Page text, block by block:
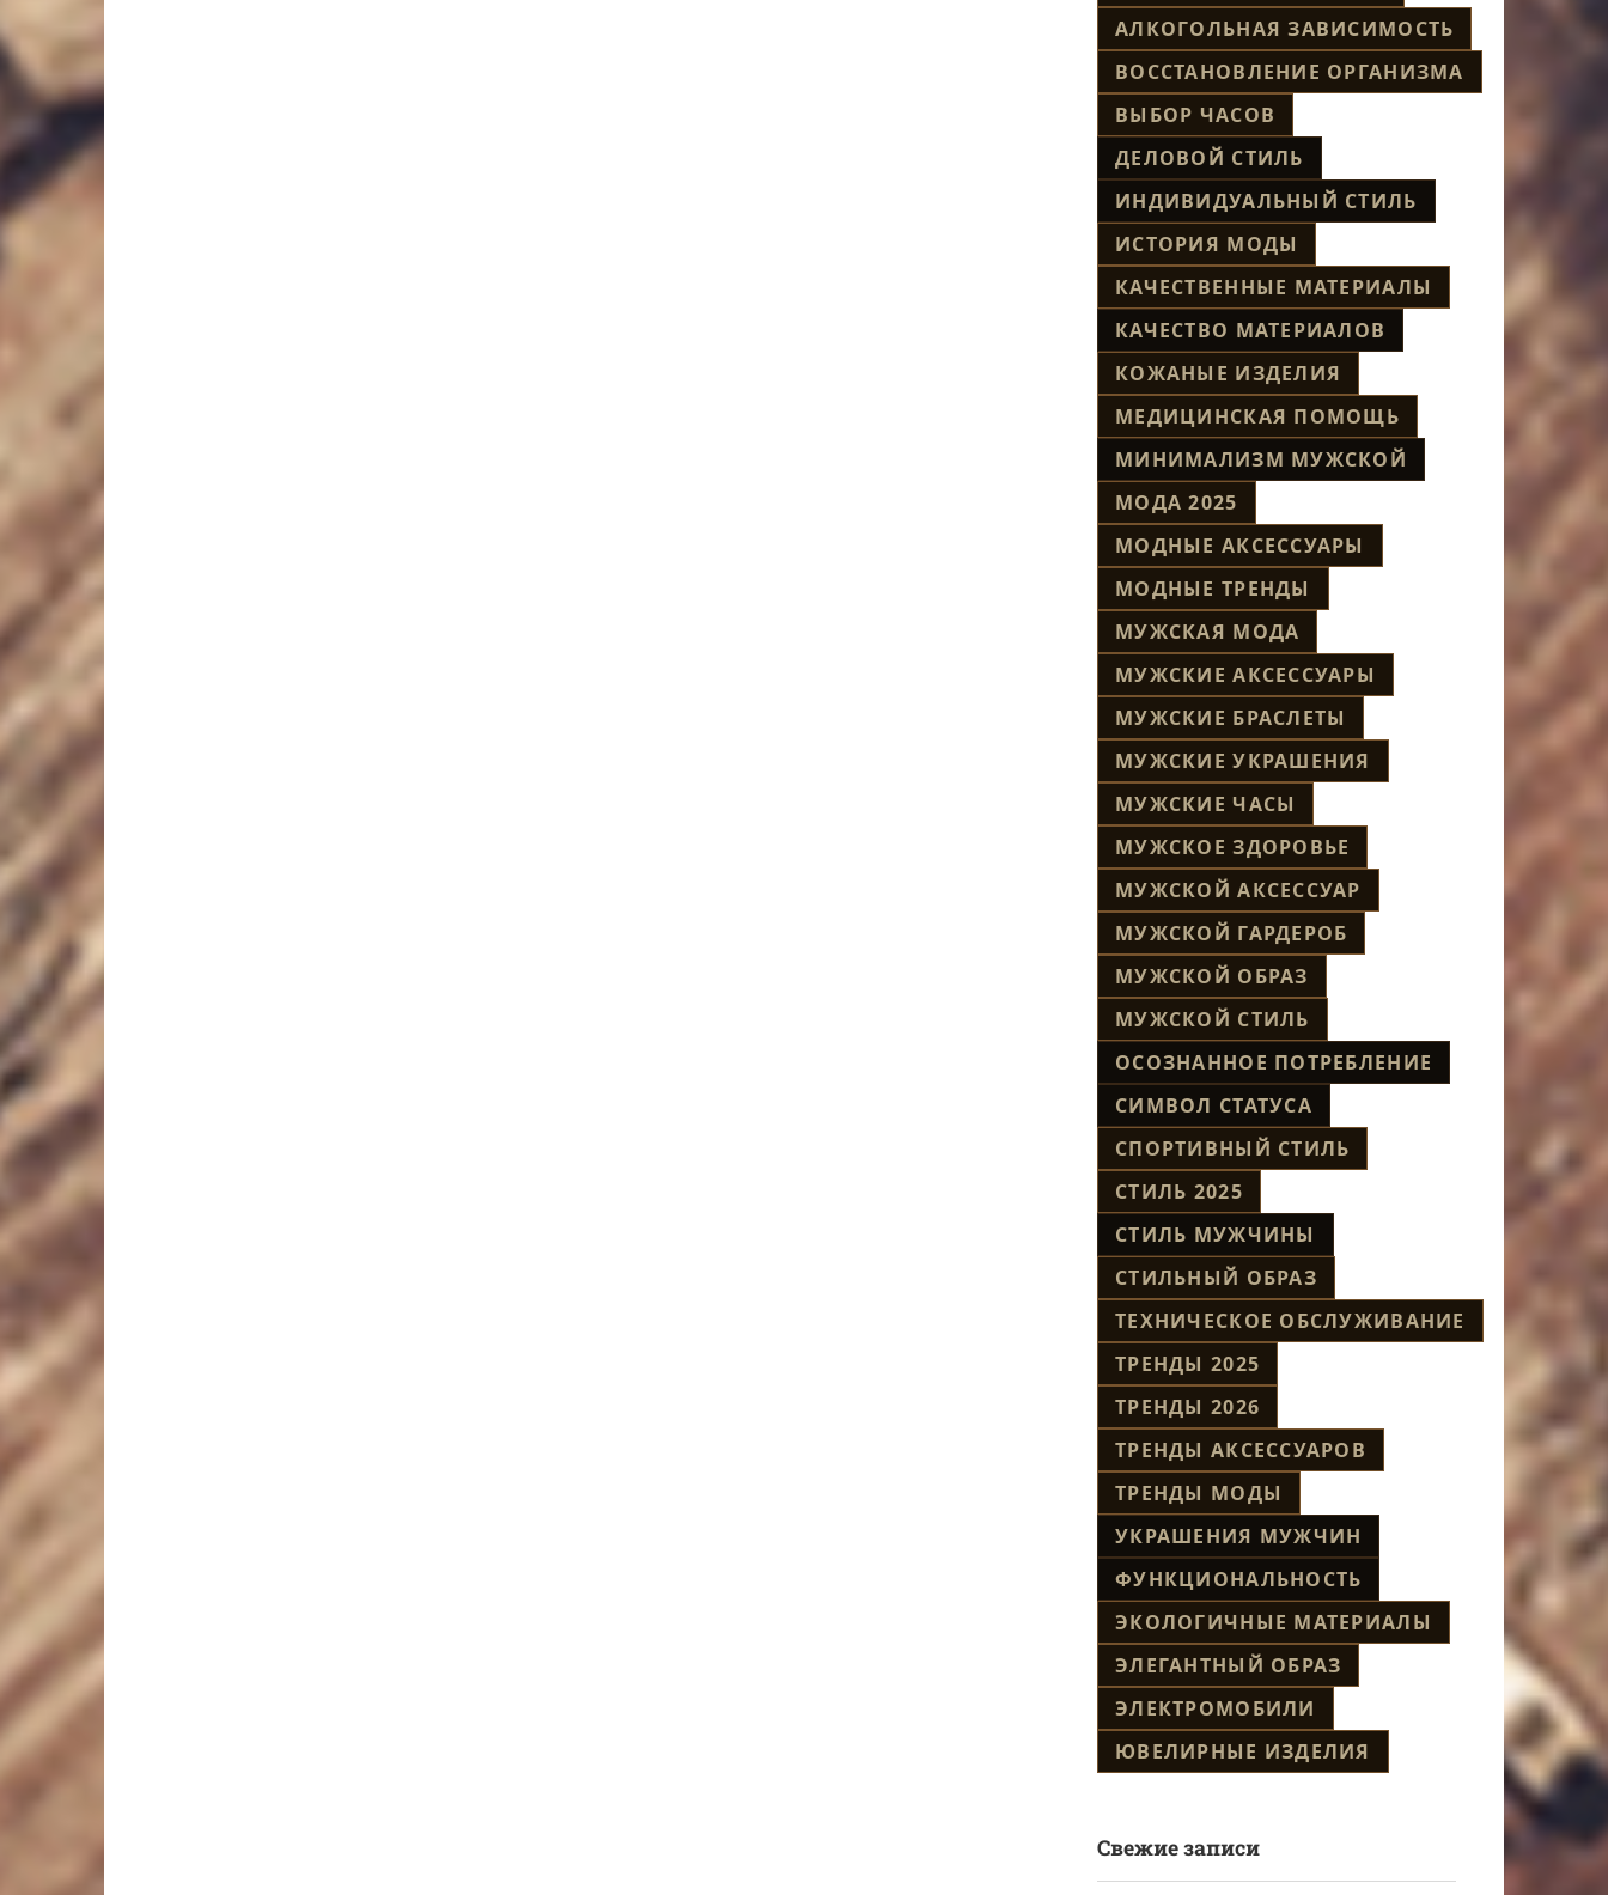
АЛКОГОЛЬНАЯ ЗАВИСИМОСТЬ
ВОССТАНОВЛЕНИЕ ОРГАНИЗМА
ВЫБОР ЧАСОВ
ДЕЛОВОЙ СТИЛЬ
ИНДИВИДУАЛЬНЫЙ СТИЛЬ
ИСТОРИЯ МОДЫ
КАЧЕСТВЕННЫЕ МАТЕРИАЛЫ
КАЧЕСТВО МАТЕРИАЛОВ
КОЖАНЫЕ ИЗДЕЛИЯ
МЕДИЦИНСКАЯ ПОМОЩЬ
МИНИМАЛИЗМ МУЖСКОЙ
МОДА 2025
МОДНЫЕ АКСЕССУАРЫ
МОДНЫЕ ТРЕНДЫ
МУЖСКАЯ МОДА
МУЖСКИЕ АКСЕССУАРЫ
МУЖСКИЕ БРАСЛЕТЫ
МУЖСКИЕ УКРАШЕНИЯ
МУЖСКИЕ ЧАСЫ
МУЖСКОЕ ЗДОРОВЬЕ
МУЖСКОЙ АКСЕССУАР
МУЖСКОЙ ГАРДЕРОБ
МУЖСКОЙ ОБРАЗ
МУЖСКОЙ СТИЛЬ
ОСОЗНАННОЕ ПОТРЕБЛЕНИЕ
СИМВОЛ СТАТУСА
СПОРТИВНЫЙ СТИЛЬ
СТИЛЬ 2025
СТИЛЬ МУЖЧИНЫ
СТИЛЬНЫЙ ОБРАЗ
ТЕХНИЧЕСКОЕ ОБСЛУЖИВАНИЕ
ТРЕНДЫ 2025
ТРЕНДЫ 2026
ТРЕНДЫ АКСЕССУАРОВ
ТРЕНДЫ МОДЫ
УКРАШЕНИЯ МУЖЧИН
ФУНКЦИОНАЛЬНОСТЬ
ЭКОЛОГИЧНЫЕ МАТЕРИАЛЫ
ЭЛЕГАНТНЫЙ ОБРАЗ
ЭЛЕКТРОМОБИЛИ
ЮВЕЛИРНЫЕ ИЗДЕЛИЯ
Свежие записи